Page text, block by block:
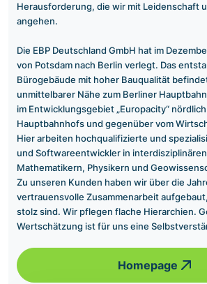
Herausforderung, die wir mit Leidenschaft
angehen.
Die EBP Deutschland GmbH hat im
von Potsdam nach Berlin verlegt. Das
Bürogebäude mit hoher Bauqualität
unmittelbarer Nähe zum Berliner
im Entwicklungsgebiet „Europacity“
Hauptbahnhofs und gegenüber vom
Hier arbeiten hochqualifizierte und
und Softwareentwickler in interdisziplinären
Mathematikern, Physikern und
Zu unseren Kunden haben wir über die
vertrauensvolle Zusammenarbeit
stolz sind. Wir pflegen flache Hierarchien.
Wertschätzung ist für uns eine
Homepage